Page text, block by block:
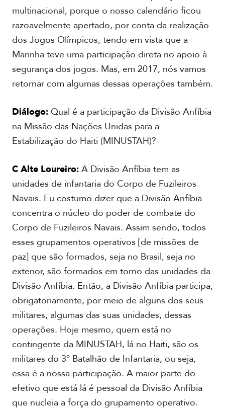
multinacional, porque o nosso calendário ficou
razoavelmente apertado, por conta da realização
dos Jogos Olímpicos, tendo em vista que a
Marinha teve uma participação direta no apoio à
segurança dos jogos. Mas, em 2017, nós vamos
retornar com algumas dessas operações também.
Diálogo:Qual é a participação da Divisão Anfíbia
na Missão das Nações Unidas para a
Estabilização do Haiti (MINUSTAH)?
C Alte Loureiro:A Divisão Anfíbia tem as
unidades de infantaria do Corpo de Fuzileiros
Navais. Eu costumo dizer que a Divisão Anfíbia
concentra o núcleo do poder de combate do
Corpo de Fuzileiros Navais. Assim sendo, todos
esses grupamentos operativos [de missões de
paz] que são formados, seja no Brasil, seja no
exterior, são formados em torno das unidades da
Divisão Anfíbia. Então, a Divisão Anfíbia participa,
obrigatoriamente, por meio de alguns dos seus
militares, algumas das suas unidades, dessas
operações. Hoje mesmo, quem está no
contingente da MINUSTAH, lá no Haiti, são os
militares do 3º Batalhão de Infantaria, ou seja,
essa é a nossa participação. A maior parte do
efetivo que está lá é pessoal da Divisão Anfíbia
que nucleia a força do grupamento operativo.